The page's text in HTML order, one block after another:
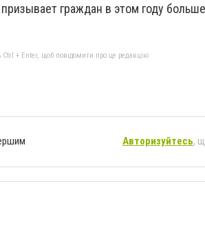
граждан в этом году
+ Enter, щоб повідомити про це редакцію
Авторизуйтесь,